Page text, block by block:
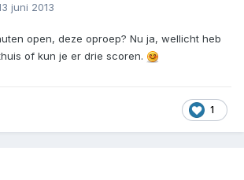
juni 2013
open, deze oproep? Nu ja, wellicht heb
of kun je er drie scoren.
1